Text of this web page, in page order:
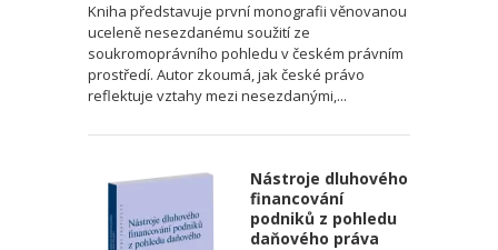
Kniha představuje první monografii věnovanou
uceleně nesezdanému soužití ze
soukromoprávního pohledu v českém právním
prostředí. Autor zkoumá, jak české právo
reflektuje vztahy mezi nesezdanými,...
Nástroje dluhového
financování
podniků z pohledu
daňového práva